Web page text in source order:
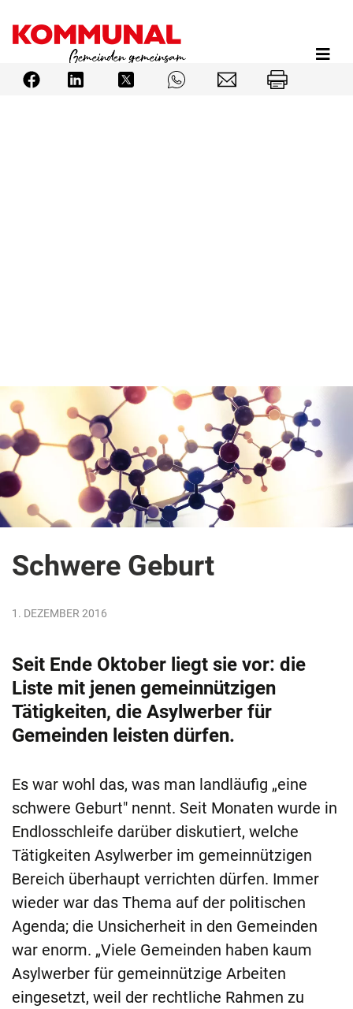
Inhalt
Schwere Geburt
1. DEZEMBER 2016
Seit Ende Oktober liegt sie vor: die
Liste mit jenen gemeinnützigen
Tätigkeiten, die Asylwerber für
Gemeinden leisten dürfen.
Es war wohl das, was man landläufig „eine
schwere Geburt" nennt. Seit Monaten wurde in
Endlosschleife darüber diskutiert, welche
Tätigkeiten Asylwerber im gemeinnützigen
Bereich überhaupt verrichten dürfen. Immer
wieder war das Thema auf der politischen
Agenda; die Unsicherheit in den Gemeinden
war enorm. „Viele Gemeinden haben kaum
Asylwerber für gemeinnützige Arbeiten
eingesetzt, weil der rechtliche Rahmen zu